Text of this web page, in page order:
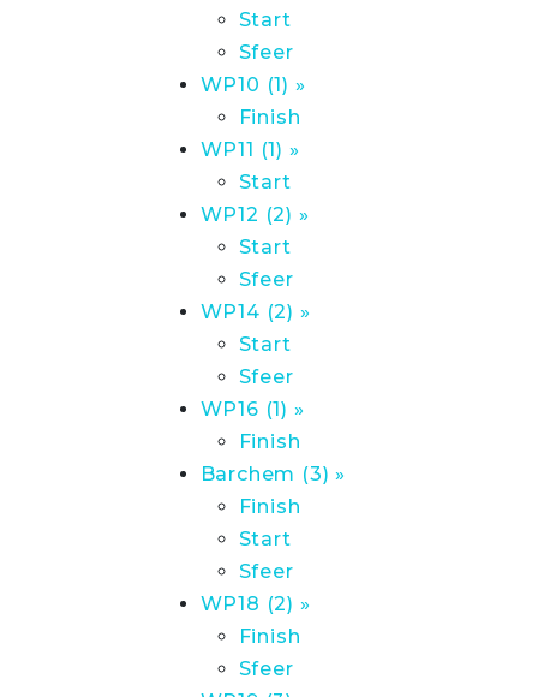
Start
Sfeer
WP10 (1) »
Finish
WP11 (1) »
Start
WP12 (2) »
Start
Sfeer
WP14 (2) »
Start
Sfeer
WP16 (1) »
Finish
Barchem (3) »
Finish
Start
Sfeer
WP18 (2) »
Finish
Sfeer